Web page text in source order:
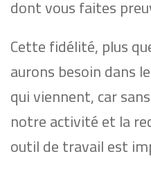
dont vous faites
Cette fidélité, plus
aurons besoin dans
qui viennent, car
notre activité et la
outil de travail est